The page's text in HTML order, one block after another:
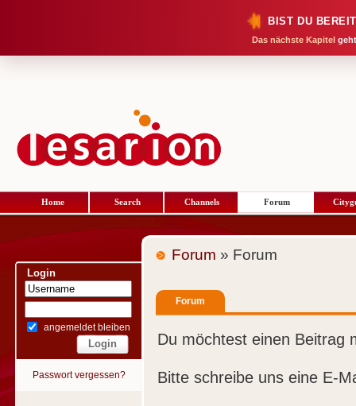
BIST DU
Das nächste Kapitel
Home Search Channels Forum
Login
angemeldet bleiben
Passwort vergessen?
Forum » Forum
Forum
Du möchtest einen Beitrag
Bitte schreibe uns eine E-